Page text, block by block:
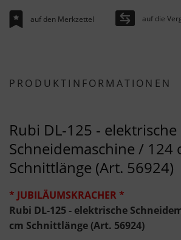
auf den Merkzettel auf die
PRODUKTINFORMATIONEN
Rubi DL-125 - elektrische
Schneidemaschine / 124
Schnittlänge (Art. 56924)
* JUBILÄUMSKRACHER *
Rubi DL-125 - elektrische
cm Schnittlänge (Art. 56924)